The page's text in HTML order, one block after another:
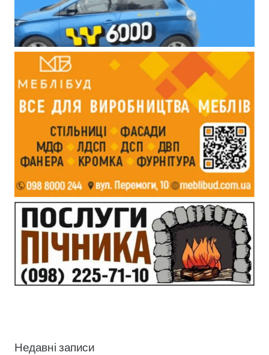
Недавні записи